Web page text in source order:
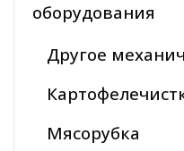
оборудования
Другое
Мясорубка